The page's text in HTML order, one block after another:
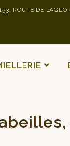
ROUTE DE